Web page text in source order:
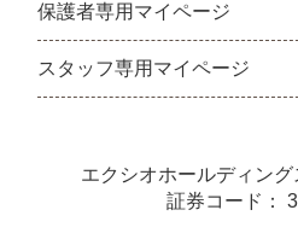
保護者専用マイページ
スタッフ専用マイページ
エクシオホールディング
証券コード：